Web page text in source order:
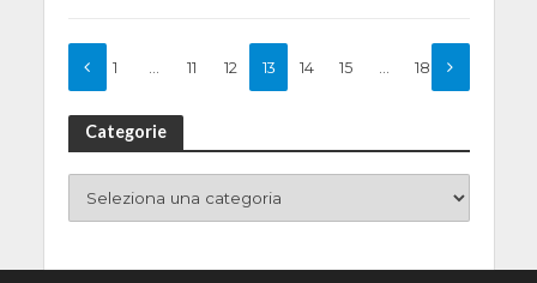
1 … 11 12 13 14 15 … 18
Categorie